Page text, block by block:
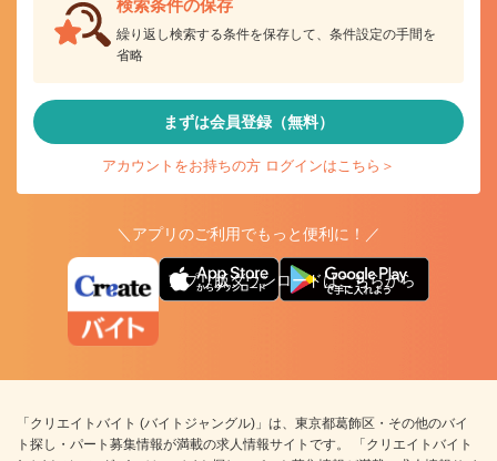
検索条件の保存
繰り返し検索する条件を保存して、条件設定の手間を
省略
まずは会員登録（無料）
アカウントをお持ちの方 ログインはこちら＞
＼アプリのご利用でもっと便利に！／
アプリ版ダウンロードはこちらから
「クリエイトバイト (バイトジャングル)」は、東京都葛飾区・その他のバイ
ト探し・パート募集情報が満載の求人情報サイトです。 「クリエイトバイト